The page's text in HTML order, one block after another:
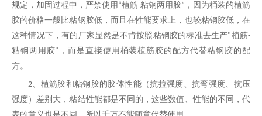
规定，加固过程中，严禁使用 “植筋-粘钢两用胶” ，因为桶装的植筋
胶的价格一般比粘钢胶低，而且在性能要求上，也较粘钢胶低，在
这种情况下，有的厂家显然是不肯按照粘钢胶的标准去生产"植筋-
粘钢两用胶" ，而是直接使用桶装植筋胶的配方代替粘钢胶的配
方。
2、植筋胶和粘钢胶的胶体性能（抗拉强度、抗弯强度、抗压
强度）差别大，粘结性能都是不同的，这些数值、性能的不同，代